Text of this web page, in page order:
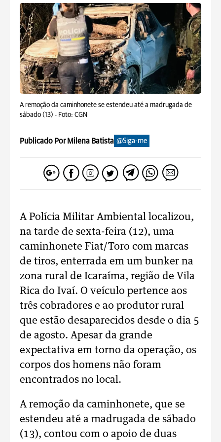
A remoção da caminhonete se estendeu até a madrugada de
sábado (13) - Foto: CGN
Publicado Por Milena Batista @Siga-me
A Polícia Militar Ambiental localizou,
na tarde de sexta-feira (12), uma
caminhonete Fiat/Toro com marcas
de tiros, enterrada em um bunker na
zona rural de Icaraíma, região de Vila
Rica do Ivaí. O veículo pertence aos
três cobradores e ao produtor rural
que estão desaparecidos desde o dia 5
de agosto. Apesar da grande
expectativa em torno da operação, os
corpos dos homens não foram
encontrados no local.
A remoção da caminhonete, que se
estendeu até a madrugada de sábado
(13), contou com o apoio de duas